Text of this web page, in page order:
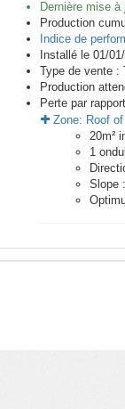
Dernière mise
Production
Indice de
Installé le 01/
Type de vente :
Production
Perte par
Zone: Roof
20m²
1
Slope :